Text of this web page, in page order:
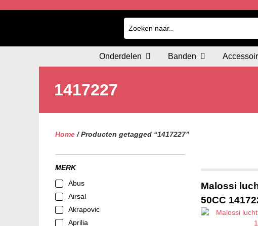
Onderdelen Banden
1417227
Home/ Producten getagged “1417227”
MERK
Abus
Airsal
Akrapovic
Aprilia
Malossi
50CC